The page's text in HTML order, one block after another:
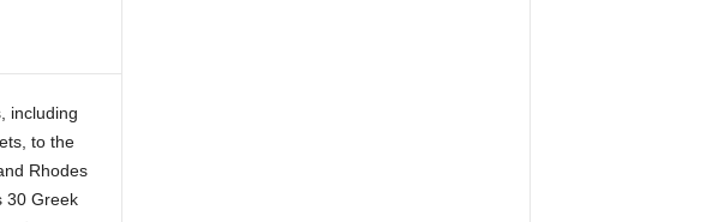
including
to the
Rhodes
30 Greek